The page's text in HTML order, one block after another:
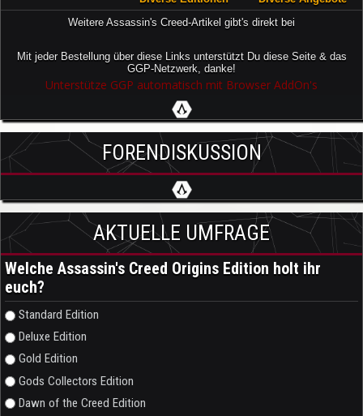
Weitere Assassin's Creed-Artikel gibt's direkt bei
Mit jeder Bestellung über diese Links unterstützt Du diese Seite & das
GGP-Netzwerk, danke!
Unterstütze GGP automatisch mit Browser AddOn's
FORENDISKUSSION
AKTUELLE UMFRAGE
Welche Assassin's Creed Origins Edition holt ihr
euch?
Auswahlmöglichkeiten
Standard Edition
Deluxe Edition
Gold Edition
Gods Collectors Edition
Dawn of the Creed Edition